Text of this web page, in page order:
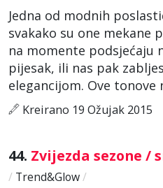
Jedna od modnih
svakako su one mekane
na momente podsjećaju
pijesak, ili nas pak
elegancijom. Ove tonove
Kreirano 19 Ožujak 2015
44. Zvijezda sezone /
/ Trend&Glow/